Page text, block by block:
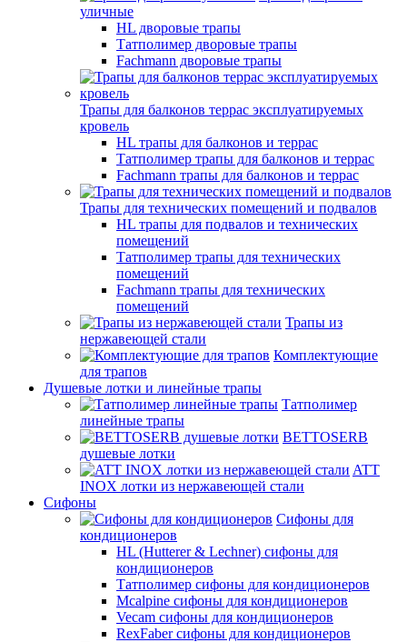
уличные
HL дворовые трапы
Татполимер дворовые трапы
Fachmann дворовые трапы
Трапы для балконов террас эксплуатируемых
кровель
HL трапы для балконов и террас
Татполимер трапы для балконов и террас
Fachmann трапы для балконов и террас
Трапы для технических помещений и подвалов
HL трапы для подвалов и технических
помещений
Татполимер трапы для технических
помещений
Fachmann трапы для технических
помещений
Трапы из
нержавеющей стали
Комплектующие
для трапов
Душевые лотки и линейные трапы
Татполимер
линейные трапы
BETTOSERB
душевые лотки
ATT
INOX лотки из нержавеющей стали
Сифоны
Сифоны для
кондиционеров
HL (Hutterer & Lechner) сифоны для
кондиционеров
Татполимер сифоны для кондиционеров
Mcalpine сифоны для кондиционеров
Vecam сифоны для кондиционеров
RexFaber сифоны для кондиционеров